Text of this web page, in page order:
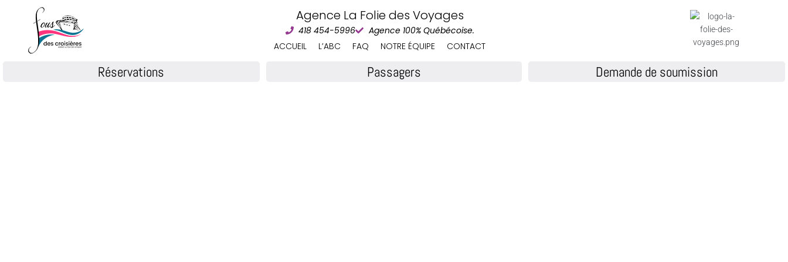
Agence La Folie des Voyages
418 454-5996
Agence 100% Québécoise.
ACCUEIL
L’ABC FAQ NOTRE ÉQUIPE CONTACT
Réservations Passagers Demande de soumission